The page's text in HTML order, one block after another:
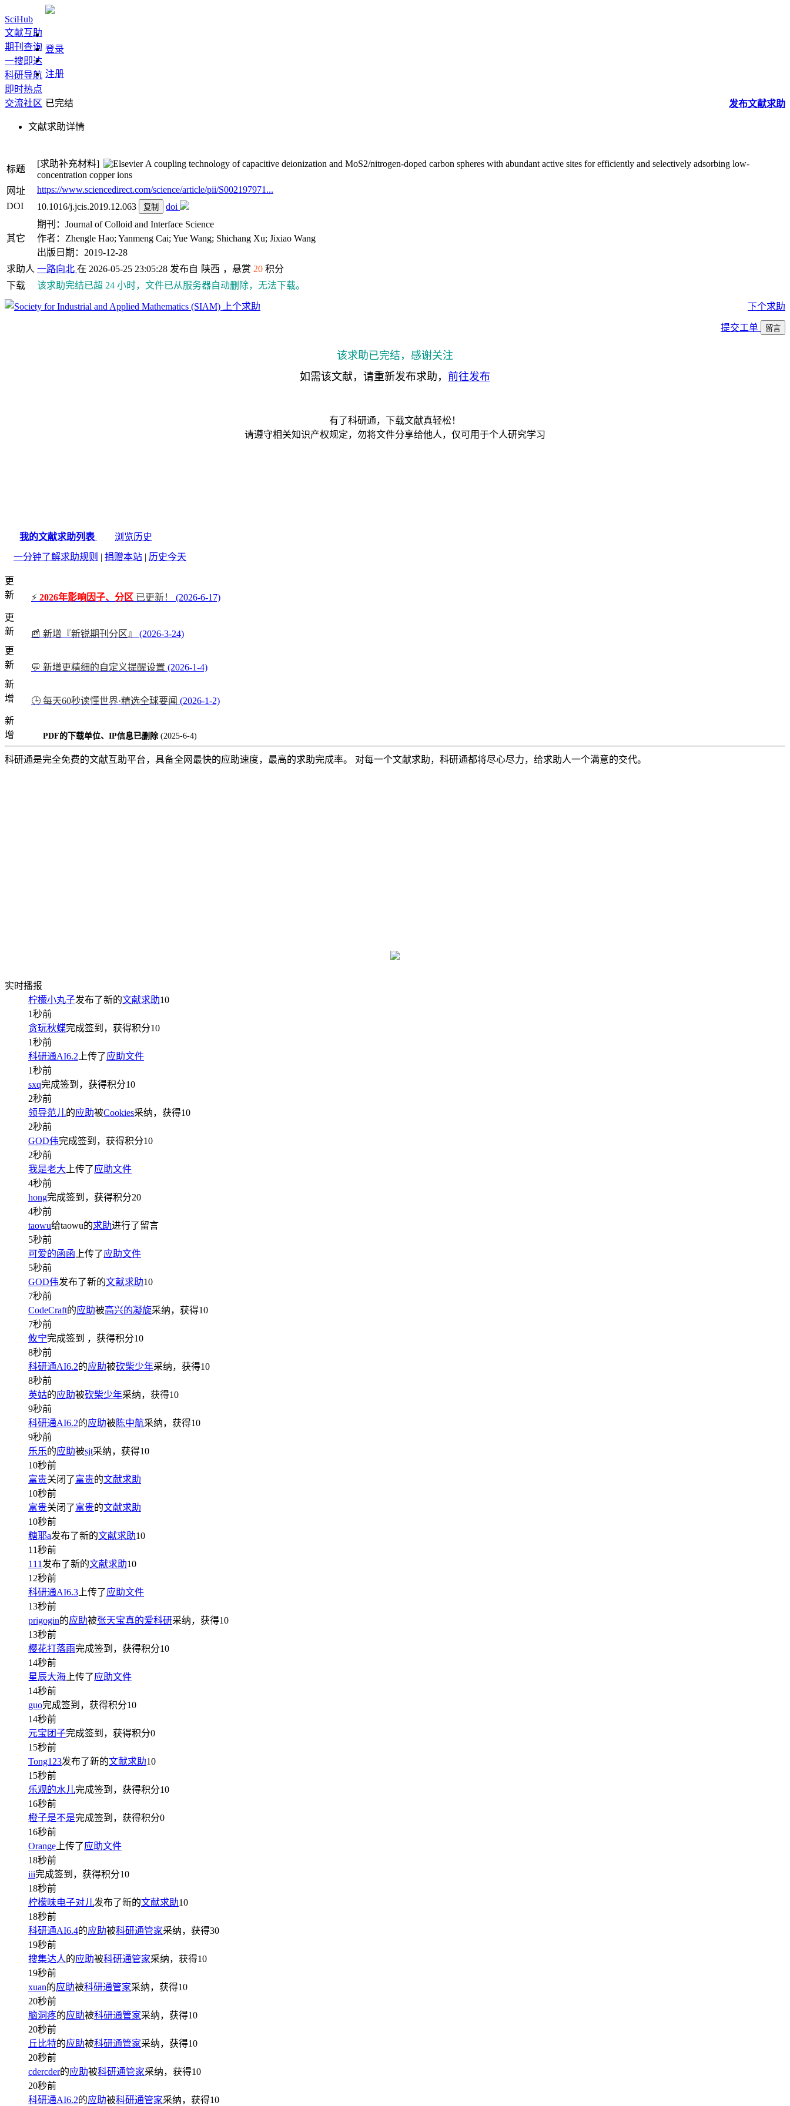
SciHub
文献互助
期刊查询
一搜即达
科研导航
即时热点
交流社区
登录
注册
发布文献求助
已完结
文献求助详情
标题
[求助补充材料]
A coupling technology of capacitive deionization and MoS2/nitrogen-doped carbon spheres with abundant active sites for efficiently and selectively adsorbing low-
concentration copper ions
网址
https://www.sciencedirect.com/science/article/pii/S002197971...
DOI
10.1016/j.jcis.2019.12.063 复制 doi
其它
期刊：Journal of Colloid and Interface Science
作者：Zhengle Hao; Yanmeng Cai; Yue Wang; Shichang Xu; Jixiao Wang
出版日期：2019-12-28
求助人 一路向北 在 2026-05-25 23:05:28 发布自 陕西 ，悬赏 20 积分
下载
该求助完结已超 24 小时，文件已从服务器自动删除，无法下载。
上个求助 下个求助
提交工单 留言
该求助已完结，感谢关注
如需该文献，请重新发布求助， 前往发布
有了科研通，下载文献真轻松！
请遵守相关知识产权规定，勿将文件分享给他人，仅可用于个人研究学习
我的文献求助列表
浏览历史
一分钟了解求助规则 | 捐赠本站 | 历史今天
更
新
⚡ 2026年影响因子、分区 已更新！
(2026-6-17)
更
新
📰 新增『新锐期刊分区』
(2026-3-24)
更
新
💬 新增更精细的自定义提醒设置 (2026-1-4)
新
增
🕒 每天60秒读懂世界·精选全球要闻 (2026-1-2)
新
增
PDF的下载单位、IP信息已删除 (2025-6-4)
科研通是完全免费的文献互助平台，具备全网最快的应助速度，最高的求助完成率。 对每一个文献求助，科研通都将尽心尽力，给求助人一个满意的交代。
实时播报
柠檬小丸子发布了新的文献求助10
1秒前
贪玩秋蝶完成签到，获得积分10
1秒前
科研通AI6.2 上传了应助文件
1秒前
sxq完成签到，获得积分10
2秒前
领导范儿的应助被Cookies采纳，获得10
2秒前
GOD伟完成签到，获得积分10
2秒前
我是老大 上传了应助文件
4秒前
hong完成签到，获得积分20
4秒前
taowu给taowu的求助进行了留言
5秒前
可爱的函函 上传了应助文件
5秒前
GOD伟发布了新的文献求助10
7秒前
CodeCraft的应助被高兴的凝旋采纳，获得10
7秒前
攸宁完成签到 ，获得积分10
8秒前
科研通AI6.2的应助被砍柴少年采纳，获得10
8秒前
英姑的应助被砍柴少年采纳，获得10
9秒前
科研通AI6.2的应助被陈中航采纳，获得10
9秒前
乐乐的应助被sjt采纳，获得10
10秒前
富贵关闭了富贵的文献求助
10秒前
富贵关闭了富贵的文献求助
10秒前
糖耶a发布了新的文献求助10
11秒前
111 发布了新的文献求助10
12秒前
科研通AI6.3 上传了应助文件
13秒前
prigogin的应助被张天宝真的爱科研采纳，获得10
13秒前
樱花打落雨完成签到，获得积分10
14秒前
星辰大海 上传了应助文件
14秒前
guo完成签到，获得积分10
14秒前
元宝团子完成签到，获得积分0
15秒前
Tong123发布了新的文献求助10
15秒前
乐观的水儿完成签到，获得积分10
16秒前
橙子是不是完成签到，获得积分0
16秒前
Orange 上传了应助文件
18秒前
iii完成签到，获得积分10
18秒前
柠檬味电子对儿发布了新的文献求助10
18秒前
科研通AI6.4的应助被科研通管家采纳，获得30
19秒前
搜集达人的应助被科研通管家采纳，获得10
19秒前
xuan的应助被科研通管家采纳，获得10
20秒前
脑洞疼的应助被科研通管家采纳，获得10
20秒前
丘比特的应助被科研通管家采纳，获得10
20秒前
cdercder的应助被科研通管家采纳，获得10
20秒前
科研通AI6.2的应助被科研通管家采纳，获得10